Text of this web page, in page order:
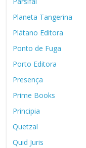
Planeta Tangerina
Plátano Editora
Ponto de Fuga
Porto Editora
Presença
Prime Books
Principia
Quetzal
Quid Juris